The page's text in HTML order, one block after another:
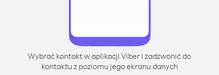
Wybrać kontakt w aplikacji Viber i zadzwonić do
kontaktu z poziomu jego ekranu danych